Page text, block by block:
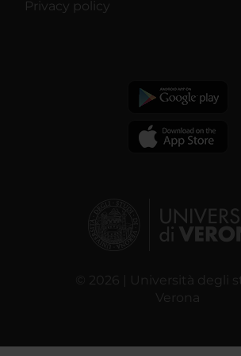
Privacy policy
© 2026 | Università degli
Verona